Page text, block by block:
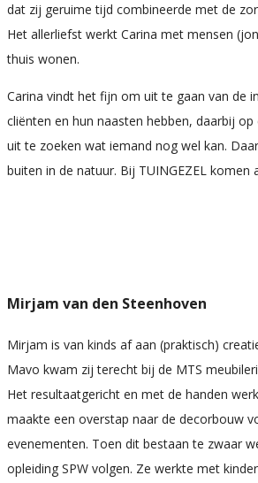
dat zij geruime tijd combineerde met de
Het allerliefst werkt Carina met mensen
thuis wonen.
Carina vindt het fijn om uit te gaan van de
cliënten en hun naasten hebben, daarbij
uit te zoeken wat iemand nog wel kan.
buiten in de natuur. Bij TUINGEZEL komen
Mirjam van den Steenhoven
Mirjam is van kinds af aan (praktisch)
Mavo kwam zij terecht bij de MTS
Het resultaatgericht en met de handen
maakte een overstap naar de decorbouw
evenementen. Toen dit bestaan te zwaar
opleiding SPW volgen. Ze werkte met